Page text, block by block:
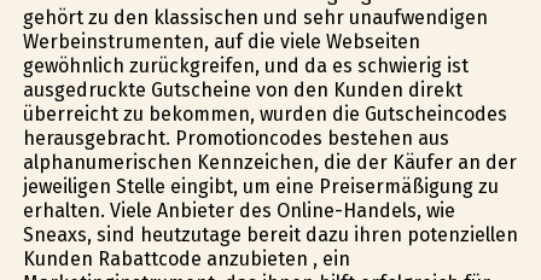
gehört zu den klassischen und sehr unaufwendigen
Werbeinstrumenten, auf die viele Webseiten
gewöhnlich zurückgreifen, und da es schwierig ist
ausgedruckte Gutscheine von den Kunden direkt
überreicht zu bekommen, wurden die Gutscheincodes
herausgebracht. Promotioncodes bestehen aus
alphanumerischen Kennzeichen, die der Käufer an der
jeweiligen Stelle eingibt, um eine Preisermäßigung zu
erhalten. Viele Anbieter des Online-Handels, wie
Sneaxs, sind heutzutage bereit dazu ihren potenziellen
Kunden Rabattcode anzubieten , ein